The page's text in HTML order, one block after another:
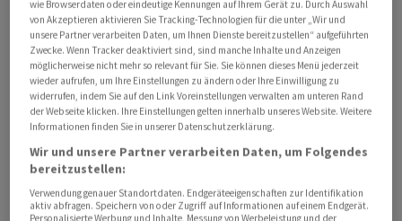
zu 11 Milliarden Dollar investiert werden.
Zudem unterstützt die Schweiz zusätzlich mit 19
Millionen Franken die multilaterale
Entschuldungsinitiative. Dank dieser müssen
überschuldete Länder ihre Kredite nicht zurückzahlen,
Mit ihrem Beitrag trage die Schweiz zur Stärkung von
Stabilität und Sicherheit in Afrika bei und erhöhe die
wie Browserdaten oder eindeutige Kennungen auf Ihrem Gerät zu. Durch Auswahl
von Akzeptieren aktivieren Sie Tracking-Technologien für die unter „Wir und
unsere Partner verarbeiten Daten, um Ihnen Dienste bereitzustellen“ aufgeführten
Zwecke. Wenn Tracker deaktiviert sind, sind manche Inhalte und Anzeigen
möglicherweise nicht mehr so relevant für Sie. Sie können dieses Menü jederzeit
wieder aufrufen, um Ihre Einstellungen zu ändern oder Ihre Einwilligung zu
widerrufen, indem Sie auf den Link Voreinstellungen verwalten am unteren Rand
der Webseite klicken. Ihre Einstellungen gelten innerhalb unseres Website. Weitere
Informationen finden Sie in unserer Datenschutzerklärung.
Wir und unsere Partner verarbeiten Daten, um Folgendes
bereitzustellen:
Verwendung genauer Standortdaten. Endgeräteeigenschaften zur Identifikation
aktiv abfragen. Speichern von oder Zugriff auf Informationen auf einem Endgerät.
Personalisierte Werbung und Inhalte, Messung von Werbeleistung und der